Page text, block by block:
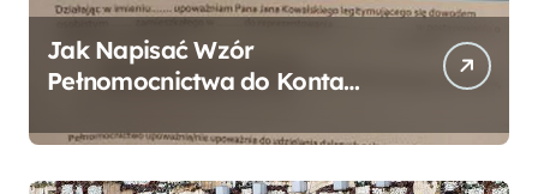
Jak Napisać Wzór
Pełnomocnictwa do Konta
Przewodnik